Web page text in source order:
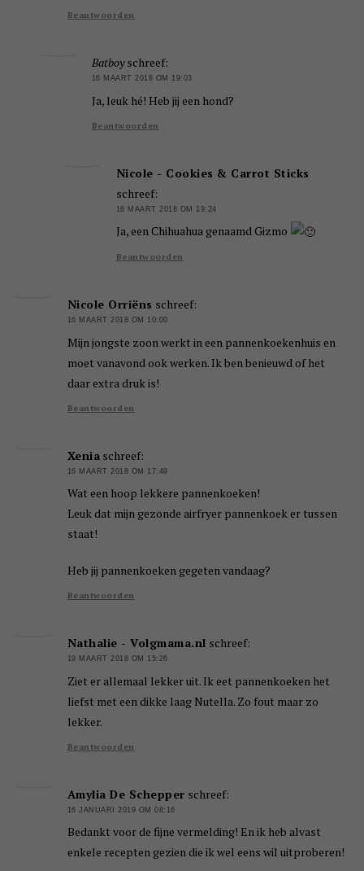
Beantwoorden
Batboy schreef:
16 MAART 2018 OM 19:03
Ja, leuk hé! Heb jij een hond?
Beantwoorden
Nicole - Cookies & Carrot Sticks
schreef:
16 MAART 2018 OM 19:24
Ja, een Chihuahua genaamd Gizmo
Beantwoorden
Nicole Orriëns schreef:
16 MAART 2018 OM 10:00
Mijn jongste zoon werkt in een pannenkoekenhuis en
moet vanavond ook werken. Ik ben benieuwd of het
daar extra druk is!
Beantwoorden
Xenia schreef:
16 MAART 2018 OM 17:49
Wat een hoop lekkere pannenkoeken!
Leuk dat mijn gezonde airfryer pannenkoek er tussen
staat!
Heb jij pannenkoeken gegeten vandaag?
Beantwoorden
Nathalie - Volgmama.nl schreef:
19 MAART 2018 OM 15:26
Ziet er allemaal lekker uit. Ik eet pannenkoeken het
liefst met een dikke laag Nutella. Zo fout maar zo
lekker.
Beantwoorden
Amylia De Schepper schreef:
16 JANUARI 2019 OM 08:16
Bedankt voor de fijne vermelding! En ik heb alvast
enkele recepten gezien die ik wel eens wil uitproberen!